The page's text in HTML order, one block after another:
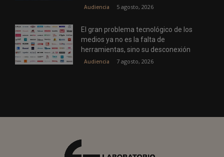
Audiencia 5 agosto, 2026
El gran problema tecnológico de los
medios ya no es la falta de
herramientas, sino su desconexión
Audiencia 7 agosto, 2026